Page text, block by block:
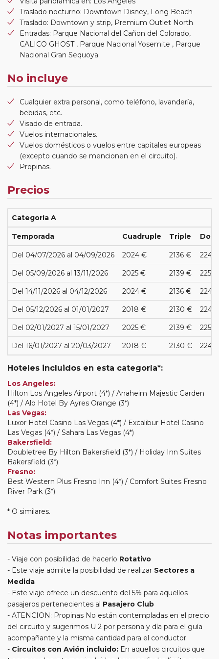
Traslado nocturno: Downtown Disney, Long Beach
Traslado: Downtown y strip, Premium Outlet North
Entradas: Parque Nacional del Cañon del Colorado,
CALICO GHOST , Parque Nacional Yosemite , Parque
Nacional Gran Sequoya
No incluye
Cualquier extra personal, como teléfono, lavandería,
bebidas, etc.
Visado de entrada.
Vuelos internacionales.
Vuelos domésticos o vuelos entre capitales europeas
(excepto cuando se mencionen en el circuito).
Propinas.
Precios
Categoría A
Temporada Cuadruple Triple
Del 04/07/2026 al 04/09/2026 2024 € 2136 €
Del 05/09/2026 al 13/11/2026 2025 € 2139 € 2251
Del 14/11/2026 al 04/12/2026 2024 € 2136 €
Del 05/12/2026 al 01/01/2027 2018 € 2130 € 2242
Del 02/01/2027 al 15/01/2027 2025 € 2139 € 2251
Del 16/01/2027 al 20/03/2027 2018 € 2130 € 2242
Hoteles incluidos en esta categoría*:
Los Angeles:
Hilton Los Angeles Airport (4*) / Anaheim Majestic Garden
(4*) / Alo Hotel By Ayres Orange (3*)
Las Vegas:
Luxor Hotel Casino Las Vegas (4*) / Excalibur Hotel Casino
Las Vegas (4*) / Sahara Las Vegas (4*)
Bakersfield:
Doubletree By Hilton Bakersfield (3*) / Holiday Inn Suites
Bakersfield (3*)
Fresno:
Best Western Plus Fresno Inn (4*) / Comfort Suites Fresno
River Park (3*)
* O similares.
Notas importantes
Viaje con posibilidad de hacerlo Rotativo
Este viaje admite la posibilidad de realizar Sectores a
Medida
Este viaje ofrece un descuento del 5% para aquellos
pasajeros pertenecientes al Pasajero Club
ATENCION: Propinas No están contempladas en el precio
del circuito y sugerimos U 2 por persona y día para el guía
acompañante y la misma cantidad para el conductor
Circuitos con Avión incluido: En aquellos circuitos que